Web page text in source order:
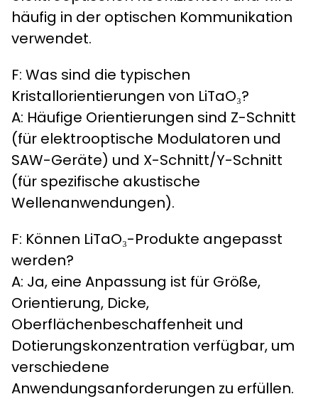
häufig in der optischen Kommunikation
verwendet.
F: Was sind die typischen
Kristallorientierungen von LiTaO₃?
A: Häufige Orientierungen sind Z-Schnitt
(für elektrooptische Modulatoren und
SAW-Geräte) und X-Schnitt/Y-Schnitt
(für spezifische akustische
Wellenanwendungen).
F: Können LiTaO₃-Produkte angepasst
werden?
A: Ja, eine Anpassung ist für Größe,
Orientierung, Dicke,
Oberflächenbeschaffenheit und
Dotierungskonzentration verfügbar, um
verschiedene
Anwendungsanforderungen zu erfüllen.